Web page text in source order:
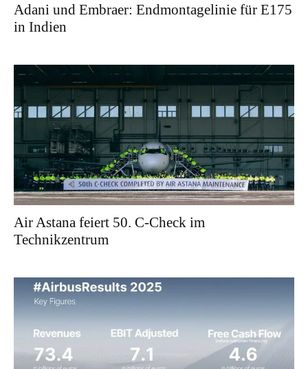
Adani und Embraer: Endmontagelinie für E175
in Indien
Air Astana feiert 50. C-Check im
Technikzentrum